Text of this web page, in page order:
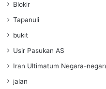
Blokir
Tapanuli
bukit
Usir Pasukan AS
Iran Ultimatum Negara-
jalan